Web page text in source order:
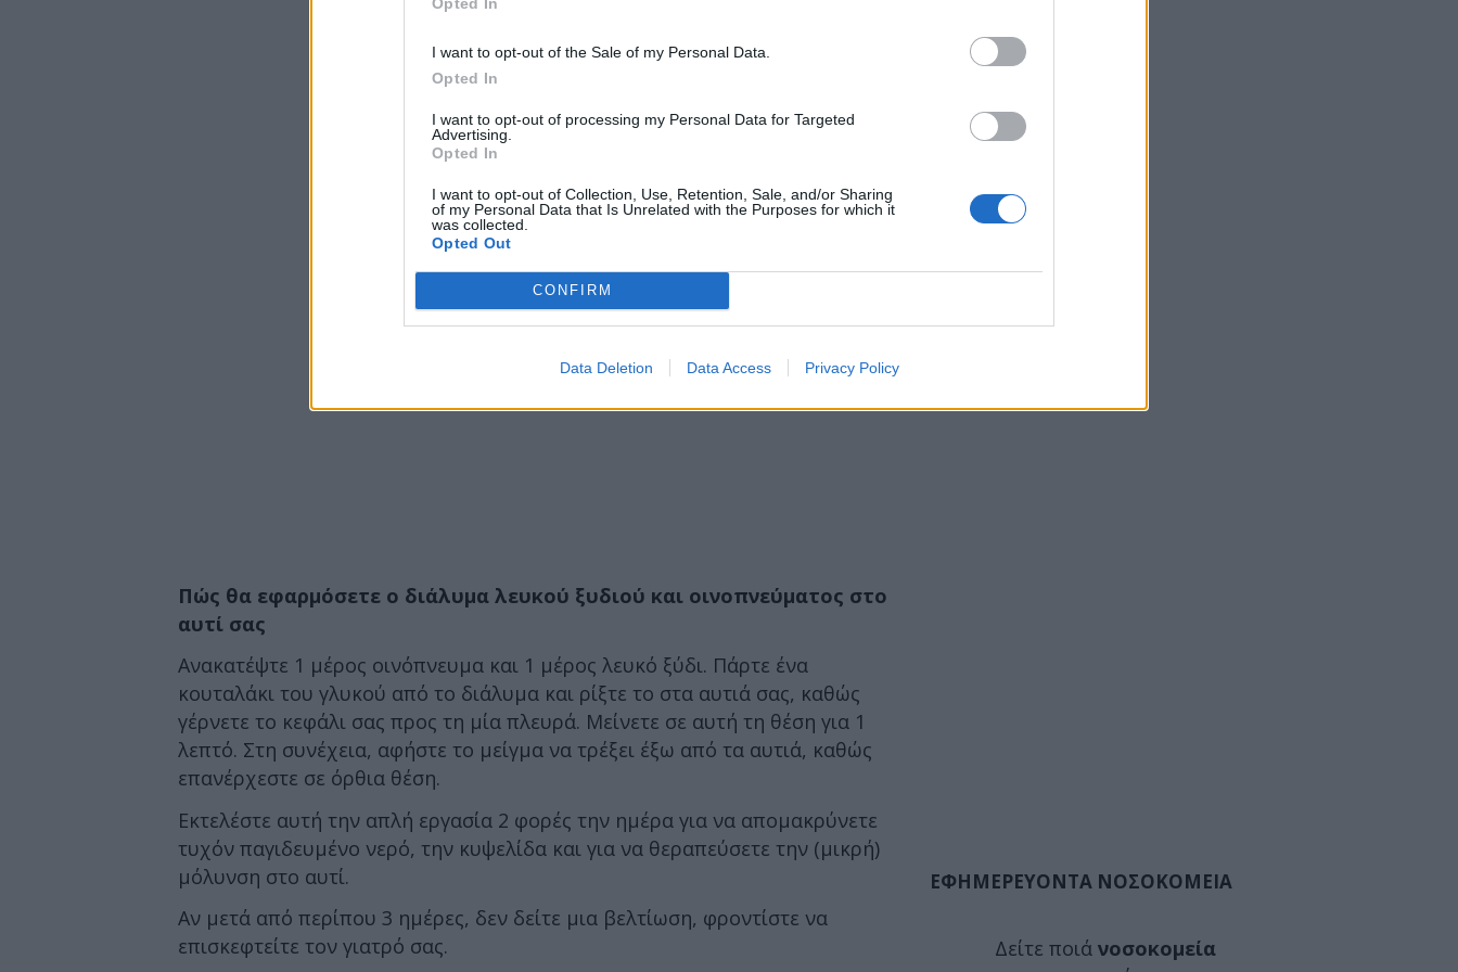
I want to opt-out of the Sale of my Personal Data.
Opted In
I want to opt-out of processing my Personal Data for Targeted
Advertising.
Opted In
I want to opt-out of Collection, Use, Retention, Sale, and/or Sharing
of my Personal Data that Is Unrelated with the Purposes for which it
was collected.
Opted Out
CONFIRM
Data Deletion Data Access Privacy Policy
Πώς θα εφαρμόσετε ο διάλυμα λευκού ξυδιού και οινοπνεύματος στο
αυτί σας
Ανακατέψτε 1 μέρος οινόπνευμα και 1 μέρος λευκό ξύδι. Πάρτε ένα
κουταλάκι του γλυκού από το διάλυμα και ρίξτε το στα αυτιά σας, καθώς
γέρνετε το κεφάλι σας προς τη μία πλευρά. Μείνετε σε αυτή τη θέση για 1
λεπτό. Στη συνέχεια, αφήστε το μείγμα να τρέξει έξω από τα αυτιά, καθώς
επανέρχεστε σε όρθια θέση.
Εκτελέστε αυτή την απλή εργασία 2 φορές την ημέρα για να απομακρύνετε
τυχόν παγιδευμένο νερό, την κυψελίδα και για να θεραπεύσετε την (μικρή)
μόλυνση στο αυτί.
Αν μετά από περίπου 3 ημέρες, δεν δείτε μια βελτίωση, φροντίστε να
επισκεφτείτε τον γιατρό σας.
ΕΦΗΜΕΡΕΥΟΝΤΑ ΝΟΣΟΚΟΜΕΙΑ
Δείτε ποιά νοσοκομεία